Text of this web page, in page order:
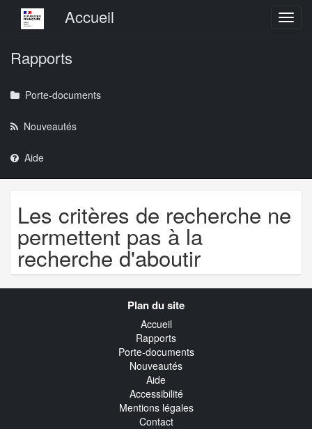
Menu principalAccueil
Rapports
Porte-documents
Nouveautés
Aide
Les critères de recherche ne
permettent pas à la
recherche d'aboutir
Plan du site
Accueil
Rapports
Porte-documents
Nouveautés
Aide
Accessibilité
Mentions légales
Contact